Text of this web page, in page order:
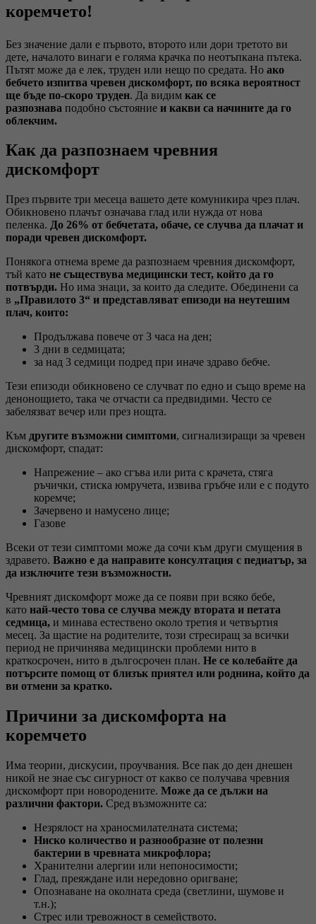
коремчето!
Без значение дали е първото, второто или дори третото ви
дете, началото винаги е голяма крачка по неотъпкана пътека.
Пътят може да е лек, труден или нещо по средата. Но ако
бебчето изпитва чревен дискомфорт, по всяка вероятност
ще бъде по-скоро труден. Да видим как се
разпознава подобно състояние и какви са начините да го
облекчим.
Как да разпознаем чревния
дискомфорт
През първите три месеца вашето дете комуникира чрез плач.
Обикновено плачът означава глад или нужда от нова
пеленка. До 26% от бебчетата, обаче, се случва да плачат и
поради чревен дискомфорт.
Понякога отнема време да разпознаем чревния дискомфорт,
тъй като не съществува медицински тест, който да го
потвърди. Но има знаци, за които да следите. Обединени са
в „Правилото 3“ и представляват епизоди на неутешим
плач, които:
Продължава повече от 3 часа на ден;
3 дни в седмицата;
за над 3 седмици подред при иначе здраво бебче.
Тези епизоди обикновено се случват по едно и също време на
денонощието, така че отчасти са предвидими. Често се
забелязват вечер или през нощта.
Към другите възможни симптоми, сигнализиращи за чревен
дискомфорт, спадат:
Напрежение – ако сгъва или рита с крачета, стяга
ръчички, стиска юмручета, извива гръбче или е с подуто
коремче;
Зачервено и намусено лице;
Газове
Всеки от тези симптоми може да сочи към други смущения в
здравето. Важно е да направите консултация с педиатър, за
да изключите тези възможности.
Чревният дискомфорт може да се появи при всяко бебе,
като най-често това се случва между втората и петата
седмица, и минава естествено около третия и четвъртия
месец. За щастие на родителите, този стресиращ за всички
период не причинява медицински проблеми нито в
краткосрочен, нито в дългосрочен план. Не се колебайте да
потърсите помощ от близък приятел или роднина, който да
ви отмени за кратко.
Причини за дискомфорта на
коремчето
Има теории, дискусии, проучвания. Все пак до ден днешен
никой не знае със сигурност от какво се получава чревния
дискомфорт при новородените. Може да се дължи на
различни фактори. Сред възможните са:
Незрялост на храносмилателната система;
Ниско количество и разнообразие от полезни
бактерии в чревната микрофлора;
Хранителни алергии или непоносимости;
Глад, преяждане или нередовно оригване;
Опознаване на околната среда (светлини, шумове и
т.н.);
Стрес или тревожност в семейството.